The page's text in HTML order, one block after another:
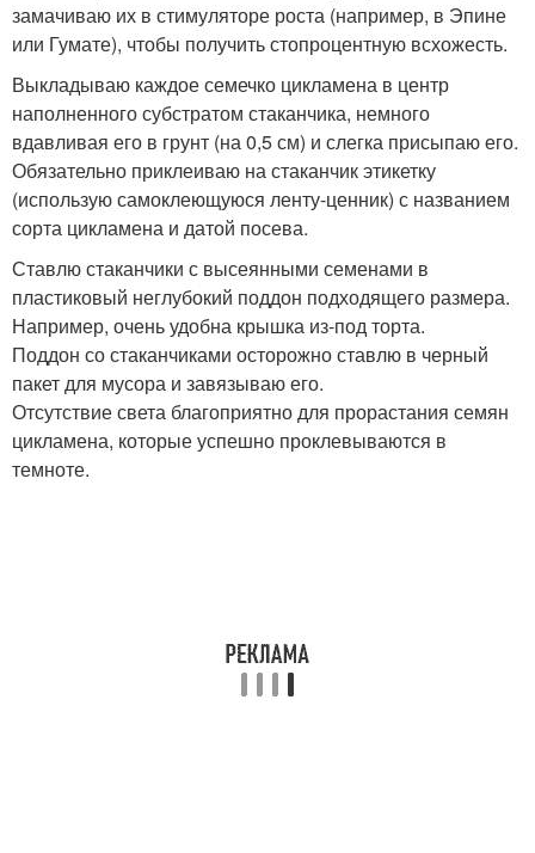
замачиваю их в стимуляторе роста (например, в Эпине
или Гумате), чтобы получить стопроцентную всхожесть.
Выкладываю каждое семечко цикламена в центр
наполненного субстратом стаканчика, немного
вдавливая его в грунт (на 0,5 см) и слегка присыпаю его.
Обязательно приклеиваю на стаканчик этикетку
(использую самоклеющуюся ленту-ценник) с названием
сорта цикламена и датой посева.
Ставлю стаканчики с высеянными семенами в
пластиковый неглубокий поддон подходящего размера.
Например, очень удобна крышка из-под торта.
Поддон со стаканчиками осторожно ставлю в черный
пакет для мусора и завязываю его.
Отсутствие света благоприятно для прорастания семян
цикламена, которые успешно проклевываются в
темноте.